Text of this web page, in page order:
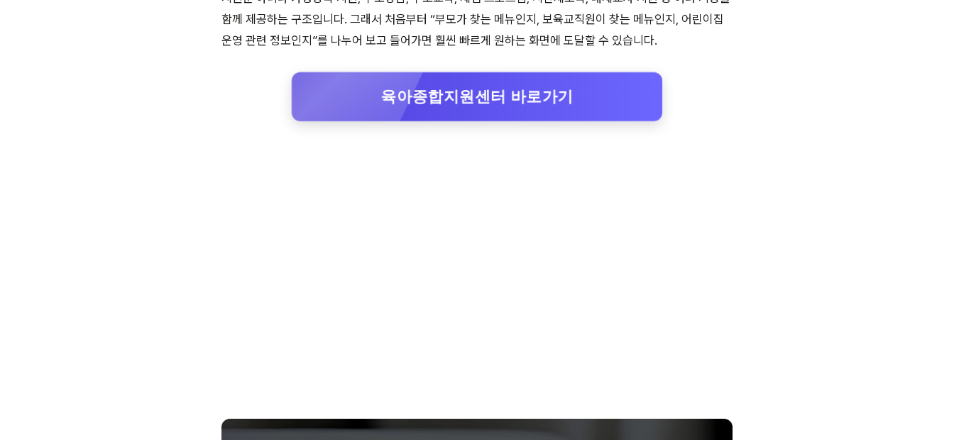
함께 제공하는 구조입니다. 그래서 처음부터 “부모가 찾는 메뉴인지, 보육교직원이 찾는 메뉴인지, 어린이집
운영 관련 정보인지”를 나누어 보고 들어가면 훨씬 빠르게 원하는 화면에 도달할 수 있습니다.
육아종합지원센터 바로가기